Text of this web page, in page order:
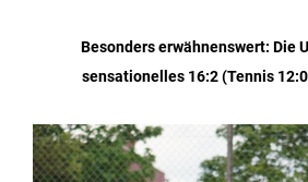
Besonders erwähnenswert: Die
sensationelles 16:2 (Tennis